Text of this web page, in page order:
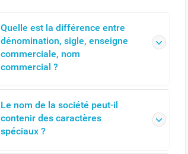
Quelle est la différence entre
dénomination, sigle, enseigne
commerciale, nom
commercial ?
Le nom de la société peut-il
contenir des caractères
spéciaux ?